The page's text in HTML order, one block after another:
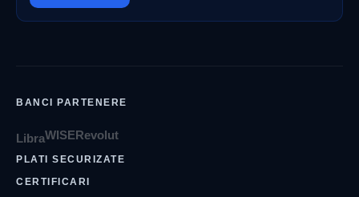
BANCI PARTENERE
LibraWISERevolut
PLATI SECURIZATE
CERTIFICARI